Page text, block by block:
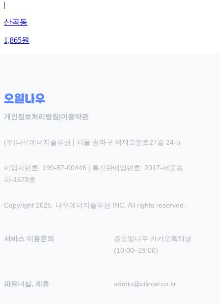
|
산곡동
1,865원
개인정보처리방침 |이용약관
(주)나우에너지솔루션 | 서울 송파구 백제고분로27길 24-5
사업자번호: 199-87-00446 | 통신판매업번호: 2017-서울송
파-1678호
Copyright 2025. 나우에너지솔루션 INC. All rights reserved.
서비스 이용문의
@오일나우 카카오톡채널
(10:00~19:00)
파트너십, 제휴 admin@oilnow.co.kr